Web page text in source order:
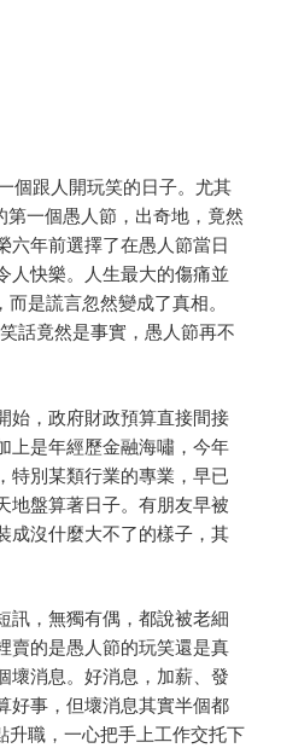
個跟人開玩笑的日子。尤其
一個愚人節，出奇地，竟然
六年前選擇了在愚人節當日
人快樂。人生最大的傷痛並
是謊言忽然變成了真相。
話竟然是事實，愚人節再不
始，政府財政預算直接間接
上是年經歷金融海嘯，今年
特別某類行業的專業，早已
地盤算著日子。有朋友早被
成沒什麼大不了的樣子，其
訊，無獨有偶，都說被老細
賣的是愚人節的玩笑還是真
壞消息。好消息，加薪、發
好事，但壞消息其實半個都
職，一心把手上工作交托下